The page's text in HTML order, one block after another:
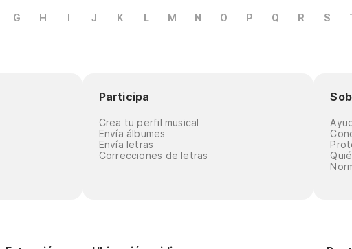
G H I J K L M N O P Q R S
Participa
Crea tu perfil musical
Envía álbumes
Envía letras
Correcciones de letras